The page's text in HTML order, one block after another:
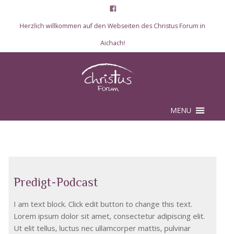
Herzlich willkommen auf den Webseiten des Christus Forum in
Aichach!
MENU
Predigt-Podcast
I am text block. Click edit button to change this text.
Lorem ipsum dolor sit amet, consectetur adipiscing elit.
Ut elit tellus, luctus nec ullamcorper mattis, pulvinar